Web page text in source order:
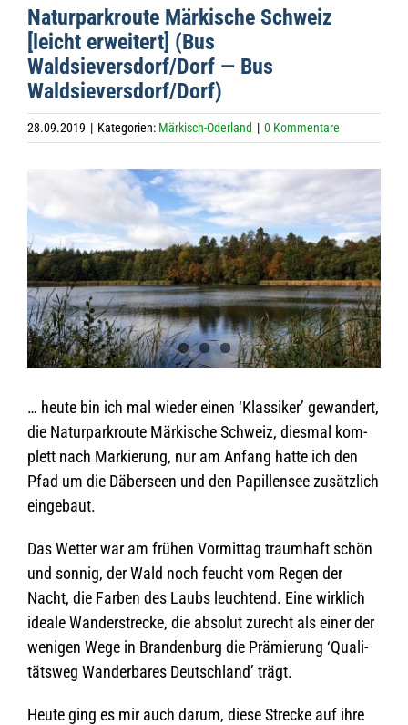
Natur­park­route Mär­ki­sche Schweiz
[leicht erwei­tert] (Bus
Waldsieversdorf/Dorf — Bus
Waldsieversdorf/Dorf)
28.09.2019 | Kategorien: Märkisch-Oderland | 0 Kommentare
grösseres
… heute bin ich mal wie­der einen ‘Klas­si­ker’ gewan­dert,
die Natur­park­route Mär­ki­sche Schweiz, dies­mal kom­
plett nach Mar­kie­rung, nur am Anfang hatte ich den
Pfad um die Däber­seen und den Papil­len­see zusätz­lich
eingebaut.
Das Wet­ter war am frü­hen Vor­mit­tag traum­haft schön
und son­nig, der Wald noch feucht vom Regen der
Nacht, die Far­ben des Laubs leuch­tend. Eine wirk­lich
ideale Wan­der­stre­cke, die abso­lut zurecht als einer der
weni­gen Wege in Bran­den­burg die Prä­mie­rung ‘Qua­li­
täts­weg Wan­der­ba­res Deutsch­land’ trägt.
Heute ging es mir auch darum, diese Stre­cke auf ihre